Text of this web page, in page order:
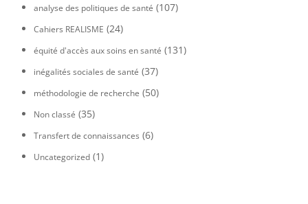
analyse des politiques de santé (107)
Cahiers REALISME (24)
équité d'accès aux soins en santé (131)
inégalités sociales de santé (37)
méthodologie de recherche (50)
Non classé (35)
Transfert de connaissances (6)
Uncategorized(1)